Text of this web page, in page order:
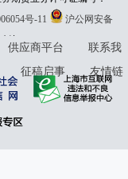
举报邮箱：
号-11
沪公网安备
议:4000300059/952500
供应商平台
联系我
征稿启事
友情链